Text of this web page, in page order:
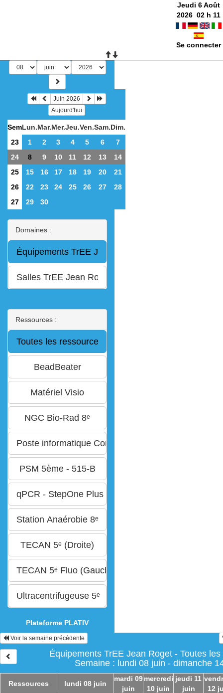
Jeudi 6 Août
2026 02h 11
Se connecter
Juin 2026
Aujourd'hui
SemLun.Mar.Mer.Jeu.Ven.Sam.Dim.
23
1 2 3 4 5 6
7
24
8 9 10 11 12 13
14
25
15 16 17 18 19 20
21
26
22 23 24 25 26 27
28
27
29 30
Domaines :
Ressources :
Plateforme PLATIV
Voir la semaine précédente
Équipements TrEE Jean Roget - Toutes
Semaine : lundi 08 juin - dimanche
Ressources lundi 08 juin
mardi 09
juin
mercredi
10 juin
jeudi 11
juin
12